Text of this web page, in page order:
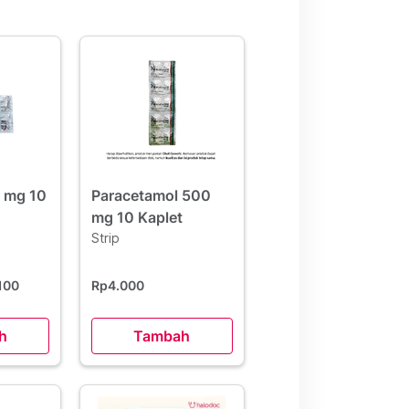
10
Paracetamol 500
mg 10 Kaplet
Strip
Rp4.000
Tambah